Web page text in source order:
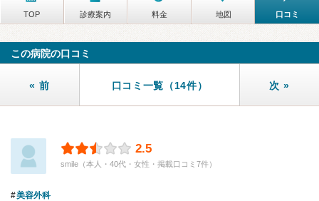
TOP 診療案内 料金 地図 口コミ
この病院の口コミ
« 前 口コミ一覧（14件） 次 »
2.5
smile（本人・40代・女性・掲載口コミ7件）
美容外科